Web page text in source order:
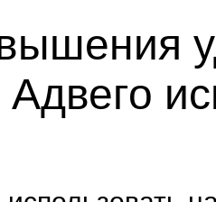
Адвего